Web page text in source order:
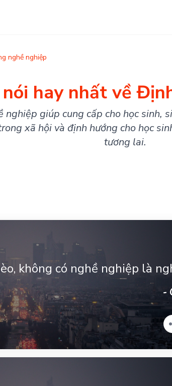
nghề nghiệp
hay nhất về
nghiệp giúp cung cấp cho học sinh,
xã hội và định hướng cho học
tương lai.
không có nghề nghiệp là
-